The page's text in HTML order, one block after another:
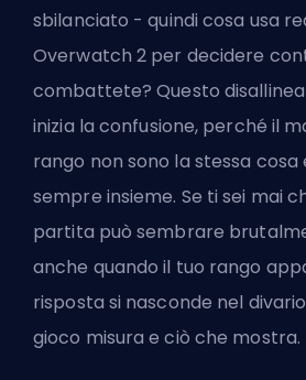
sbilanciato - quindi cosa usa
Overwatch 2 per decidere
combattete? Questo
inizia la confusione, perché il
rango non sono la stessa cosa
sempre insieme. Se ti sei mai
partita può sembrare
anche quando il tuo rango
risposta si nasconde nel
gioco misura e ciò che mostra.